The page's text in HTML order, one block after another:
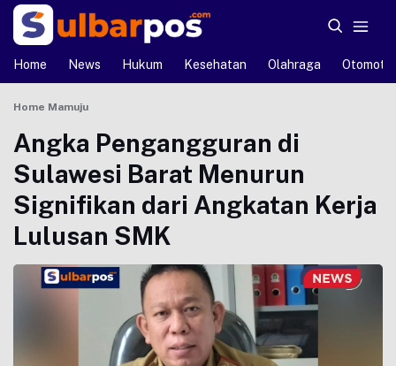
Home News Hukum Kesehatan Olahraga Otomotif
Home Mamuju
Angka Pengangguran di
Sulawesi Barat Menurun
Signifikan dari Angkatan Kerja
Lulusan SMK